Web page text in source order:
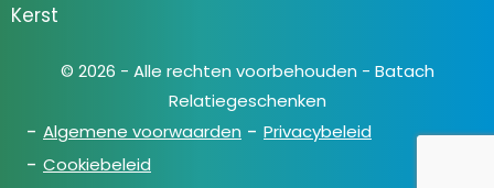
Kerst
© 2026 - Alle rechten voorbehouden - Batach
Relatiegeschenken
Algemene voorwaarden
Privacybeleid
Cookiebeleid